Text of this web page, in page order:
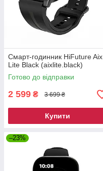
Смарт-годинник HiFuture Aix
Lite Black (aixlite.black)
Готово до відправки
2 599 ₴ 3 699 ₴
Купити
–23%